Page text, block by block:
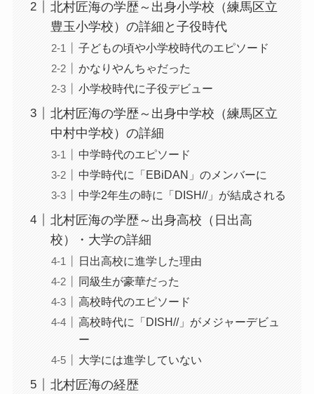
北村匠海の学歴～出身小学校（練馬区立
豊玉小学校）の詳細と子役時代
子どもの頃や小学校時代のエピソード
かなりやんちゃだった
小学校時代に子役デビュー
北村匠海の学歴～出身中学校（練馬区立
中村中学校）の詳細
中学時代のエピソード
中学時代に「EBiDAN」のメンバーに
中学2年生の時に「DISH//」が結成される
北村匠海の学歴～出身高校（日出高
校）・大学の詳細
日出高校に進学した理由
同級生が豪華だった
高校時代のエピソード
高校時代に「DISH//」がメジャーデビュ
ー
大学には進学していない
北村匠海の経歴